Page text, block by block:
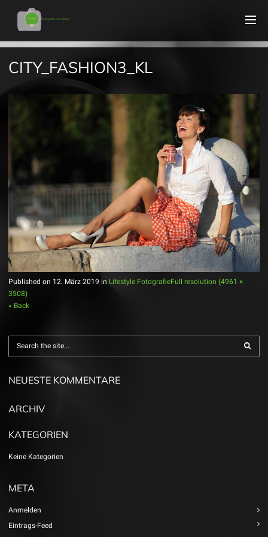
CITY_FASHION3_KL
Published on 12. März 2019 in Lifestyle FotografieFull resolution (4961 ×
3508)
« Back
NEUESTE KOMMENTARE
ARCHIV
KATEGORIEN
Keine Kategorien
META
Anmelden
Eintrags-Feed